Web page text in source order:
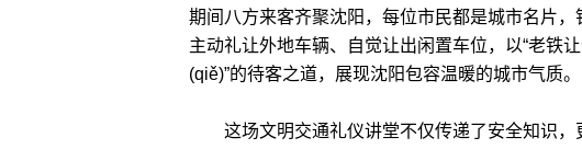
期间八方来客齐聚沈阳，每位市民都是城市名片，
主动礼让外地车辆、自觉让出闲置车位，以“老铁
(qiě)”的待客之道，展现沈阳包容温暖的城市气质。
这场文明交通礼仪讲堂不仅传递了安全知识，